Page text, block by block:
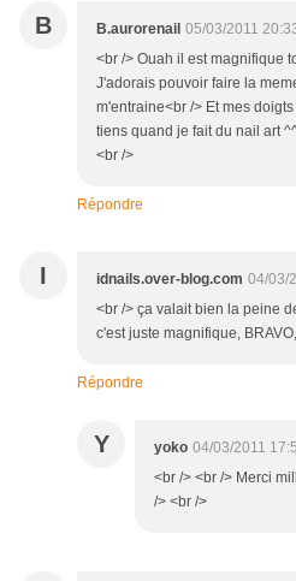
B B.aurorenail 05/03/2011
<br /> Ouah il est magnifique
J'adorais pouvoir faire la
m'entraine<br /> Et mes
tiens quand je fait du nail art
<br />
Répondre
I idnails.over-blog.com 04/03/
<br /> ça valait bien la peine
c'est juste magnifique,
Répondre
Y yoko 04/03/2011
<br /> <br /> Merci
/> <br />